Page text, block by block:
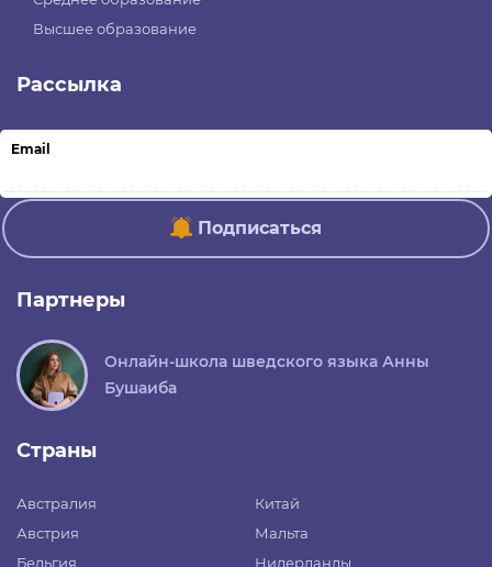
Высшее образование
Рассылка
Email
Подписаться
Партнеры
Онлайн-школа шведского языка Анны
Бушаиба
Страны
Австралия
Австрия
Бельгия
Китай
Мальта
Нидерланды